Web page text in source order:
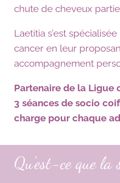
chute de cheveux
Laetitia s’est
cancer en leur
accompagnement
Partenaire de la Ligue
3 séances de socio
charge pour chaque
Qu'est-ce que